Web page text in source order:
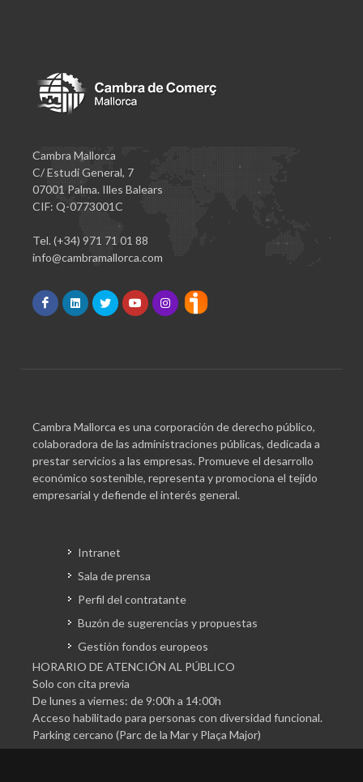
Cambra Mallorca
C/ Estudi General, 7
07001 Palma. Illes Balears
CIF: Q-0773001C
Tel. (+34) 971 71 01 88
info@cambramallorca.com
Cambra Mallorca es una corporación de derecho público,
colaboradora de las administraciones públicas, dedicada a
prestar servicios a las empresas. Promueve el desarrollo
económico sostenible, representa y promociona el tejido
empresarial y defiende el interés general.
Intranet
Sala de prensa
Perfil del contratante
Buzón de sugerencias y propuestas
Gestión fondos europeos
HORARIO DE ATENCIÓN AL PÚBLICO
Solo con cita previa
De lunes a viernes: de 9:00h a 14:00h
Acceso habilitado para personas con diversidad funcional.
Parking cercano (Parc de la Mar y Plaça Major)